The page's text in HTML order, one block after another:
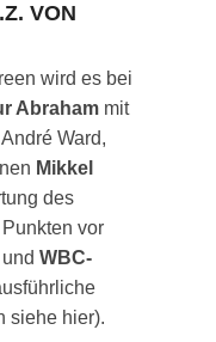
VON
wird es bei
Abraham mit
Ward,
Mikkel
des
vor
WBC-
siehe hier).